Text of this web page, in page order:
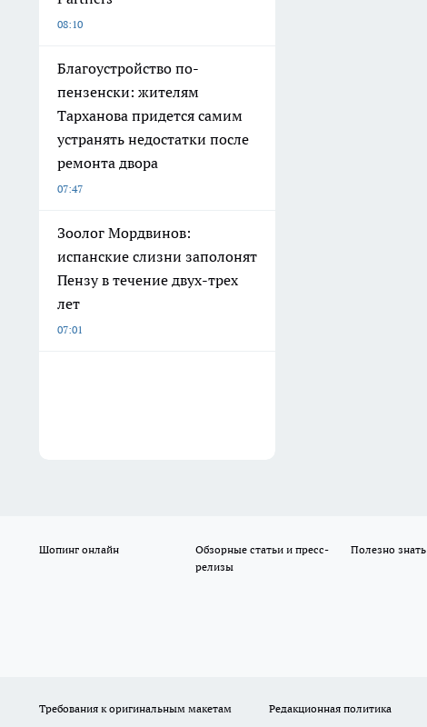
08:10
Благоустройство по-
пензенски: жителям
Тарханова придется самим
устранять недостатки после
ремонта двора
07:47
Зоолог Мордвинов:
испанские слизни заполонят
Пензу в течение двух-трех
лет
07:01
Шопинг онлайн
Обзорные статьи и пресс-
релизы
Полезно знать
Требования к оригинальным макетам Редакционная политика